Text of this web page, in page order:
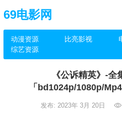
69电影网
动漫资源 比亮影视
综艺资源
《公诉精英》-
「bd1024p/1080p/
发布: 2023年 3月 20日